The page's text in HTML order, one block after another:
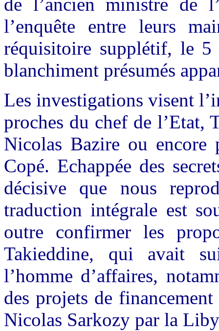
l’enquête entre leurs
réquisitoire supplétif, le
blanchiment présumés
Les investigations visent
proches du chef de l’Etat,
Nicolas Bazire ou encore
Copé. Echappée des
décisive que nous
traduction intégrale est
outre confirmer les
Takieddine, qui avait
l’homme d’affaires,
des projets de
Nicolas Sarkozy par la